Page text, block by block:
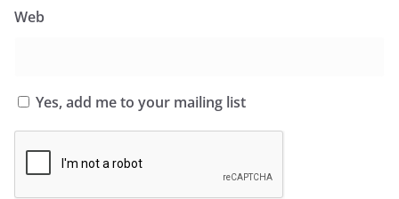
Web
Yes, add me to your mailing list